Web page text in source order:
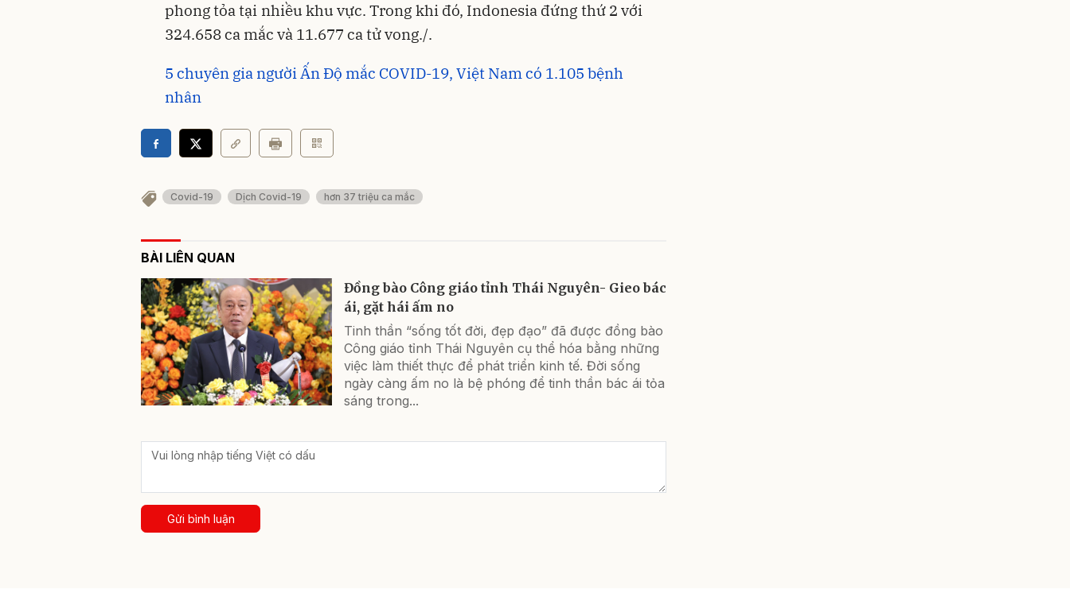
phong tỏa tại nhiều khu vực. Trong khi đó, Indonesia đứng thứ 2 với
324.658 ca mắc và 11.677 ca tử vong./.
5 chuyên gia người Ấn Độ mắc COVID-19, Việt Nam có 1.105 bệnh
nhân
Covid-19 Dịch Covid-19 hơn 37 triệu ca mắc
BÀI LIÊN QUAN
Đồng bào Công giáo tỉnh Thái Nguyên- Gieo bác
ái, gặt hái ấm no
Tinh thần “sống tốt đời, đẹp đạo” đã được đồng bào
Công giáo tỉnh Thái Nguyên cụ thể hóa bằng những
việc làm thiết thực để phát triển kinh tế. Đời sống
ngày càng ấm no là bệ phóng để tinh thần bác ái tỏa
sáng trong...
Gửi bình luận